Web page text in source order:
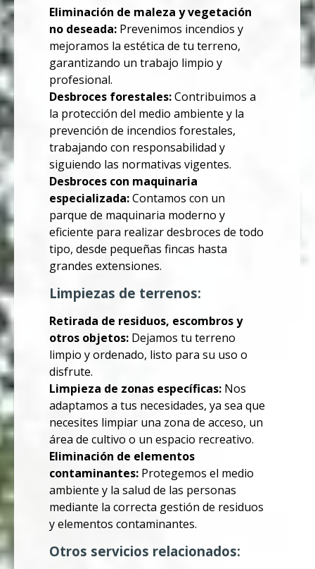
Eliminación de maleza y vegetación
no deseada: Prevenimos incendios y
mejoramos la estética de tu terreno,
garantizando un trabajo limpio y
profesional.
Desbroces forestales:Contribuimos a
la protección del medio ambiente y la
prevención de incendios forestales,
trabajando con responsabilidad y
siguiendo las normativas vigentes.
Desbroces con maquinaria
especializada:Contamos con un
parque de maquinaria moderno y
eficiente para realizar desbroces de todo
tipo, desde pequeñas fincas hasta
grandes extensiones.
Limpiezas de terrenos:
Retirada de residuos, escombros y
otros objetos: Dejamos tu terreno
limpio y ordenado, listo para su uso o
disfrute.
Limpieza de zonas específicas: Nos
adaptamos a tus necesidades, ya sea que
necesites limpiar una zona de acceso, un
área de cultivo o un espacio recreativo.
Eliminación de elementos
contaminantes: Protegemos el medio
ambiente y la salud de las personas
mediante la correcta gestión de residuos
y elementos contaminantes.
Otros servicios relacionados: